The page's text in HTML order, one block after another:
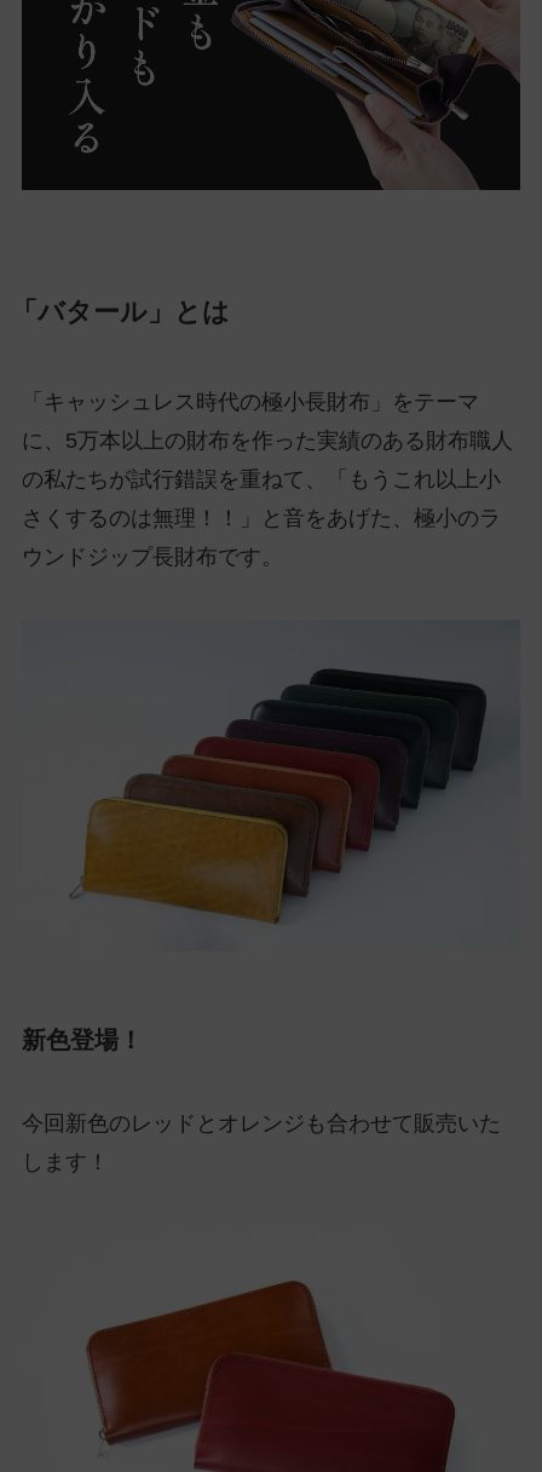
「バタール」とは
「キャッシュレス時代の極小長財布」をテーマ
に、5万本以上の財布を作った実績のある財布職人
の私たちが試行錯誤を重ねて、「もうこれ以上小
さくするのは無理！！」と音をあげた、極小のラ
ウンドジップ長財布です。
新色登場！
今回新色のレッドとオレンジも合わせて販売いた
します！